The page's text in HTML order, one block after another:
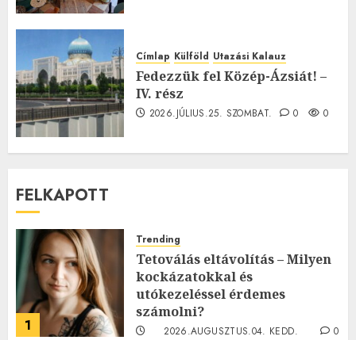
Címlap Külföld Utazási Kalauz
Fedezzük fel Közép-Ázsiát! –
IV. rész
2026.JÚLIUS.25. SZOMBAT. 0 0
FELKAPOTT
1
Trending
Tetoválás eltávolítás – Milyen
kockázatokkal és
utókezeléssel érdemes
számolni?
2026.AUGUSZTUS.04. KEDD.
0